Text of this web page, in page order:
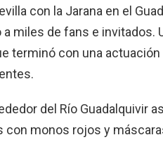
con la Jarana en el
miles de fans e invitados.
terminó con una
del Río Guadalquivir
con monos rojos y